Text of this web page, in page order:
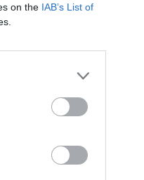
on the IAB’s List of
od
október 2022